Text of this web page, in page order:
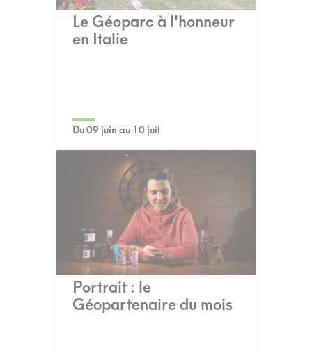
Le Géoparc à l'honneur
en Italie
Du 09 juin au 10 juil
Portrait : le
Géopartenaire du mois